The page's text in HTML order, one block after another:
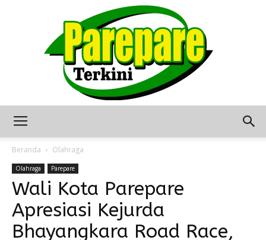
Terkini
Beranda Olahraga
Olahraga Parepare
Wali Kota Parepare
Apresiasi Kejurda
Bhayangkara Road Race,